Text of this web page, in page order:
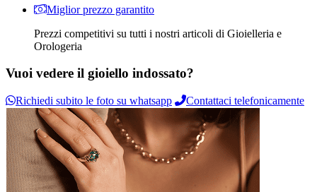
Miglior prezzo garantito
Prezzi competitivi su tutti i nostri articoli di Gioielleria e
Orologeria
Vuoi vedere il gioiello indossato?
Richiedi subito le foto su whatsapp Contattaci telefonicamente